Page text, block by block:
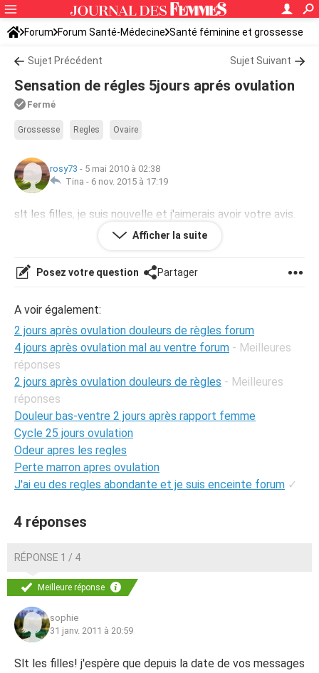
Forum Forum Santé-Médecine Santé féminine et grossesse
Ovulation
Sujet Précédent Sujet Suivant
Sensation de régles 5jours aprés ovulation
Fermé
Grossesse Regles Ovaire
rosy73 - 5 mai 2010 à 02:38
Tina - 6 nov. 2015 à 17:19
slt les filles, je suis nouvelle et j'aimerais avoir votre avis.
j'ai ne sensation de régles 5jours aprés mon ovulation ,
penssez vous qu les vilaines vont déja débarquer?
Afficher la suite
Posez votre question Partager
A voir également:
2 jours après ovulation douleurs de règles forum
4 jours après ovulation mal au ventre forum - Meilleures
réponses
2 jours après ovulation douleurs de règles - Meilleures
réponses
Douleur bas-ventre 2 jours après rapport femme
Cycle 25 jours ovulation
Odeur apres les regles
Perte marron apres ovulation
J'ai eu des regles abondante et je suis enceinte forum ✓
4 réponses
RÉPONSE 1 / 4
Meilleure réponse
sophie
31 janv. 2011 à 20:59
Slt les filles! j'espère que depuis la date de vos messages